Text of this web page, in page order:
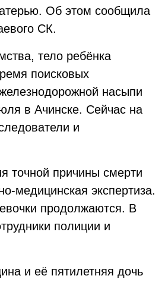
Об этом сообщила
СК.
тело ребёнка
поисковых
насыпи
в Ачинске. Сейчас на
и
точной причины смерти
медицинская экспертиза.
продолжаются. В
полиции и
и её пятилетняя дочь